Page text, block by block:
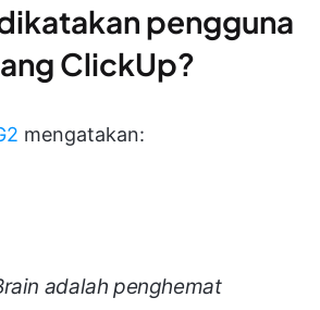
pengguna
ClickUp?
mengatakan:
adalah penghemat